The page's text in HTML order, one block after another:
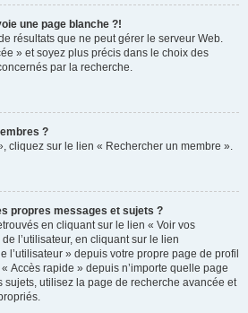
une page blanche ?!
résultats que ne peut gérer le serveur Web.
» et soyez plus précis dans le choix des
par la recherche.
?
cliquez sur le lien « Rechercher un membre ».
propres messages et sujets ?
en cliquant sur le lien « Voir vos
l’utilisateur, en cliquant sur le lien
l’utilisateur » depuis votre propre page de profil
Accès rapide » depuis n’importe quelle page
sujets, utilisez la page de recherche avancée et